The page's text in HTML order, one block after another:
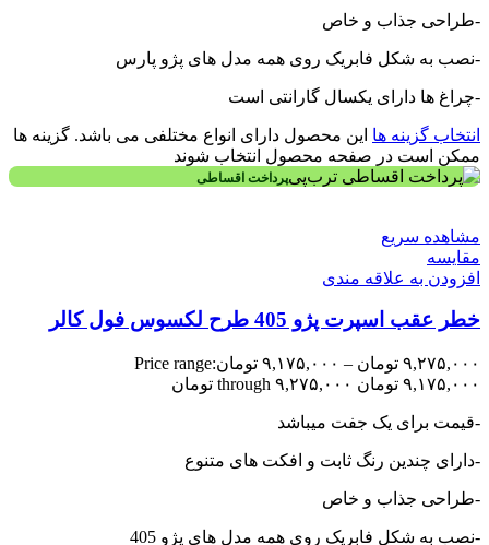
-طراحی جذاب و خاص
-نصب به شکل فابریک روی همه مدل های پژو پارس
-چراغ ها دارای یکسال گارانتی است
انتخاب گزینه ها این محصول دارای انواع مختلفی می باشد. گزینه ها
ممکن است در صفحه محصول انتخاب شوند
پرداخت اقساطی
مشاهده سریع
مقایسه
افزودن به علاقه مندی
خطر عقب اسپرت پژو 405 طرح لکسوس فول کالر
۹,۲۷۵,۰۰۰ تومان – ۹,۱۷۵,۰۰۰ تومانPrice range:
۹,۱۷۵,۰۰۰ تومان through ۹,۲۷۵,۰۰۰ تومان
-قیمت برای یک جفت میباشد
-دارای چندین رنگ ثابت و افکت های متنوع
-طراحی جذاب و خاص
-نصب به شکل فابریک روی همه مدل های پژو 405